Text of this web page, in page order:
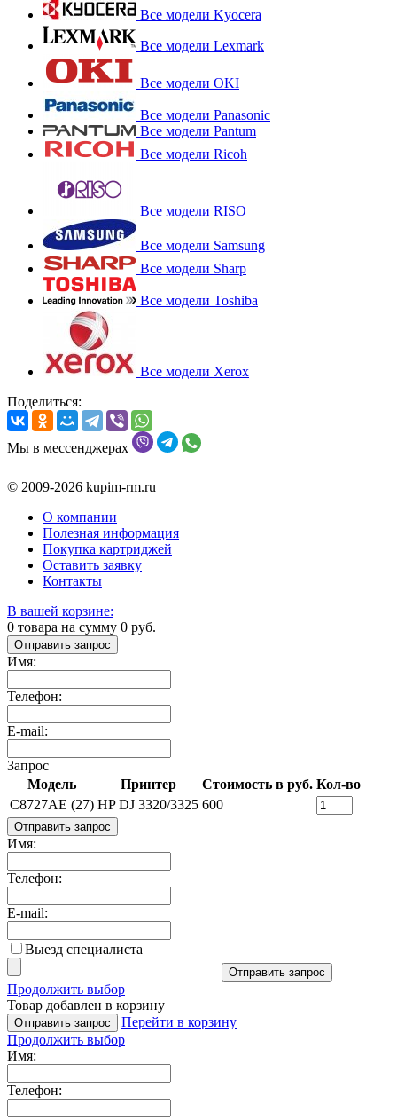
Все модели Kyocera
Все модели Lexmark
Все модели OKI
Все модели Panasonic
Все модели Pantum
Все модели Ricoh
Все модели RISO
Все модели Samsung
Все модели Sharp
Все модели Toshiba
Все модели Xerox
Поделиться:
Мы в мессенджерах
© 2009-2026 kupim-rm.ru
О компании
Полезная информация
Покупка картриджей
Оставить заявку
Контакты
В вашей корзине:
0 товара на сумму 0 руб.
Отправить запрос
Имя:
Телефон:
E-mail:
Запрос
Модель
Принтер Стоимость в руб. Кол-во
C8727AE (27) HP DJ 3320/3325 600
Отправить запрос
Имя:
Телефон:
E-mail:
Выезд специалиста
Отправить запрос
Продолжить выбор
Товар добавлен в корзину
Отправить запрос
Перейти в корзину
Продолжить выбор
Имя:
Телефон: